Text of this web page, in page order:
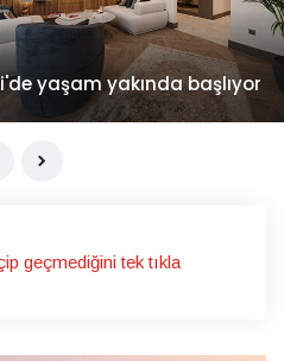
başlıyor
geçmediğini tek tıkla